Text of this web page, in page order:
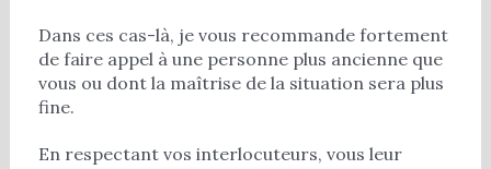
Dans ces cas-là, je vous recommande fortement
de faire appel à une personne plus ancienne que
vous ou dont la maîtrise de la situation sera plus
fine.
En respectant vos interlocuteurs, vous leur